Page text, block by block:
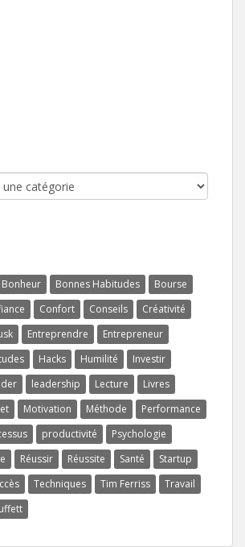
Bonheur Bonnes Habitudes
Bourse
Confort Conseils
Créativité
Entreprendre
Entrepreneur
Hacks Humilité
Investir
leadership Lecture
Livres
Motivation Méthode
Performance
productivité
Psychologie
Réussir Réussite Santé
Startup
Techniques Tim Ferriss
Travail